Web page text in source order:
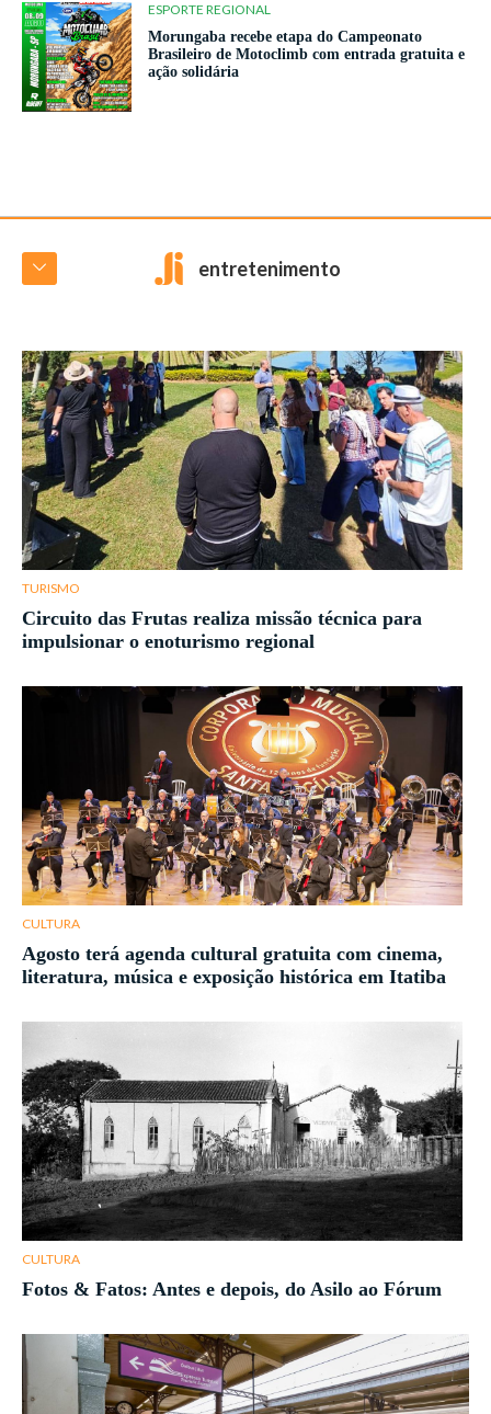
ESPORTE REGIONAL
Morungaba recebe etapa do Campeonato
Brasileiro de Motoclimb com entrada gratuita e
ação solidária
entretenimento
TURISMO
Circuito das Frutas realiza missão técnica para
impulsionar o enoturismo regional
CULTURA
Agosto terá agenda cultural gratuita com cinema,
literatura, música e exposição histórica em Itatiba
CULTURA
Fotos & Fatos: Antes e depois, do Asilo ao Fórum